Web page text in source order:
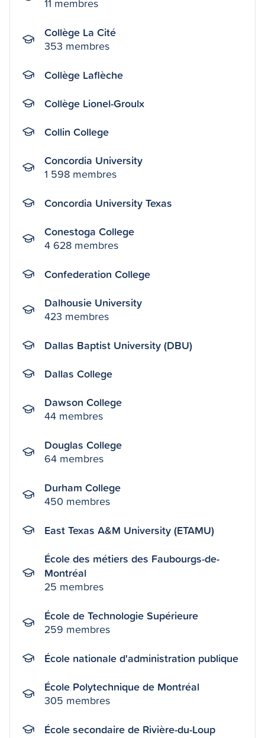
11 membres
Collège La Cité
353 membres
Collège Laflèche
Collège Lionel-Groulx
Collin College
Concordia University
1 598 membres
Concordia University Texas
Conestoga College
4 628 membres
Confederation College
Dalhousie University
423 membres
Dallas Baptist University (DBU)
Dallas College
Dawson College
44 membres
Douglas College
64 membres
Durham College
450 membres
East Texas A&M University (ETAMU)
École des métiers des Faubourgs-de-
Montréal
25 membres
École de Technologie Supérieure
259 membres
École nationale d'administration publique
École Polytechnique de Montréal
305 membres
École secondaire de Rivière-du-Loup